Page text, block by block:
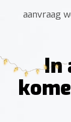
aanvraag
In